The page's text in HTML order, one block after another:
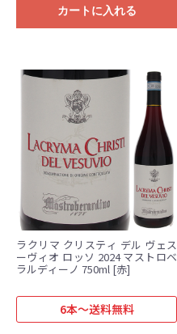
カートに入れる
ラクリマ クリスティ デル ヴェス
ーヴィオ ロッソ 2024 マストロベ
ラルディーノ 750ml [赤]
6本～送料無料